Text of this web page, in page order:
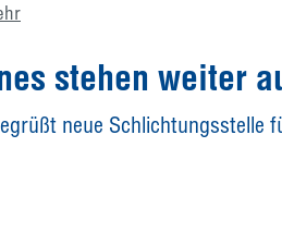
stehen weiter
neue Schlichtungsstelle